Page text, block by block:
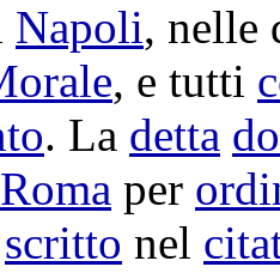
Napoli, nelle
, e tutti
. La detta
Roma per
scritto nel